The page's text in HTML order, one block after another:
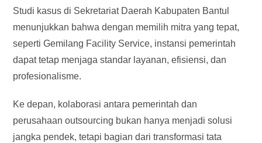
Studi kasus di Sekretariat Daerah Kabupaten Bantul
menunjukkan bahwa dengan memilih mitra yang tepat,
seperti Gemilang Facility Service, instansi pemerintah
dapat tetap menjaga standar layanan, efisiensi, dan
profesionalisme.
Ke depan, kolaborasi antara pemerintah dan
perusahaan outsourcing bukan hanya menjadi solusi
jangka pendek, tetapi bagian dari transformasi tata